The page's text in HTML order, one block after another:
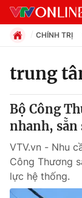
Chuyên mục
Chính trị
Xã hội
Pháp luật
CHÍNH TRỊ
trung
Bộ Công
nhanh, sẵn
VTV.vn - Nhu
Công Thương
lực hệ thống.